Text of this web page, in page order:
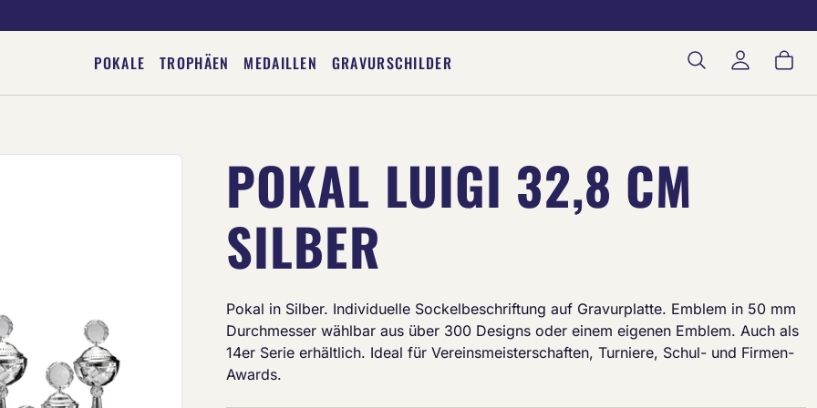
POKALE TROPHÄEN MEDAILLEN GRAVURSCHILDER
POKAL LUIGI 32,8 CM
SILBER
Deine Gravur
Pokal in Silber. Individuelle Sockelbeschriftung auf Gravurplatte. Emblem in 50 mm
Durchmesser wählbar aus über 300 Designs oder einem eigenen Emblem. Auch als
14er Serie erhältlich. Ideal für Vereinsmeisterschaften, Turniere, Schul- und Firmen-
Awards.